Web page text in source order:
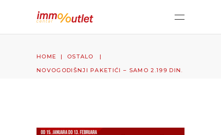
HOME | OSTALO |
NOVOGODIŠNJI PAKETIĆI – SAMO 2.199 DIN.